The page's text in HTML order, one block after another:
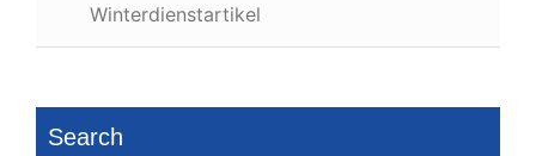
Winterdienstartikel
Search